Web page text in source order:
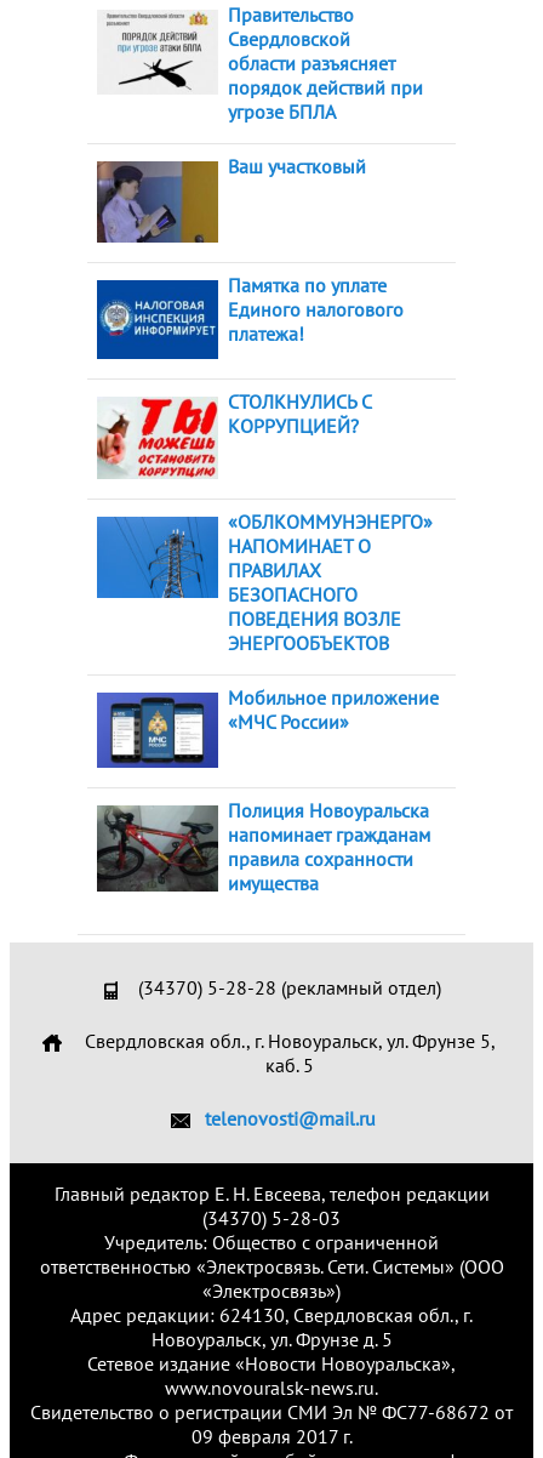
Правительство
Свердловской
области разъясняет
порядок действий при
угрозе БПЛА
Ваш участковый
Памятка по уплате
Единого налогового
платежа!
СТОЛКНУЛИСЬ С
КОРРУПЦИЕЙ?
«ОБЛКОММУНЭНЕРГО»
НАПОМИНАЕТ О
ПРАВИЛАХ
БЕЗОПАСНОГО
ПОВЕДЕНИЯ ВОЗЛЕ
ЭНЕРГООБЪЕКТОВ
Мобильное приложение
«МЧС России»
Полиция Новоуральска
напоминает гражданам
правила сохранности
имущества
(34370) 5-28-28 (рекламный отдел)
Свердловская обл., г. Новоуральск, ул. Фрунзе 5,
каб. 5
telenovosti@mail.ru
Главный редактор Е. Н. Евсеева, телефон редакции
(34370) 5-28-03
Учредитель: Общество с ограниченной
ответственностью «Электросвязь. Сети. Системы» (ООО
«Электросвязь»)
Адрес редакции: 624130, Свердловская обл., г.
Новоуральск, ул. Фрунзе д. 5
Сетевое издание «Новости Новоуральска»,
www.novouralsk-news.ru.
Свидетельство о регистрации СМИ Эл № ФС77-68672 от
09 февраля 2017 г.